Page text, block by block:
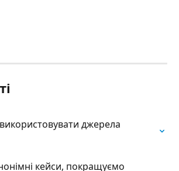
джерела
кейси, покращуємо